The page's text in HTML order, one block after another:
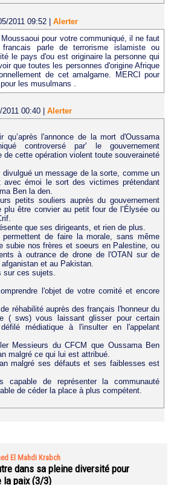
2011 09:52
Alerter
pour votre communiqué, il ne faut
parle de terrorisme islamiste ou
le pays d'ou est originaire la personne qui
que toutes les personnes d'origine Afrique
de cet amalgame. MERCI pour
les musulmans .
00:40 | Alerter
qu’après l'annonce de la mort d'Oussama
controversé par' le gouvernement
de cette opération violent toute souveraineté
divulgué un message de la sorte, comme un
avec émoi le sort des victimes prétendant
Ben la den.
petits souliers auprès du gouvernement
plu être convier au petit four de l’Élysée ou
que ses dirigeants, et rien de plus.
de faire la morale, sans même
subie nos frères et soeurs en Palestine, ou
à outrance de drone de l'OTAN sur de
et au Pakistan.
ces sujets.
l'objet de votre comité et encore
réhabilité auprès des français l'honneur du
( sws) vous laissant glisser pour certain
médiatique à l'insulter en l'appelant
Messieurs du CFCM que Oussama Ben
malgré ce qui lui est attribué.
malgré ses défauts et ses faiblesses est
capable de représenter la communauté
de céder la place à plus compétent.
El Mahdi Krabch
dans sa pleine diversité pour
la paix (3/3)